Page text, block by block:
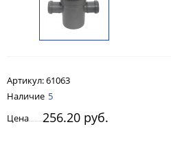
Артикул:61063
Наличие 5
Цена
256.20 руб.